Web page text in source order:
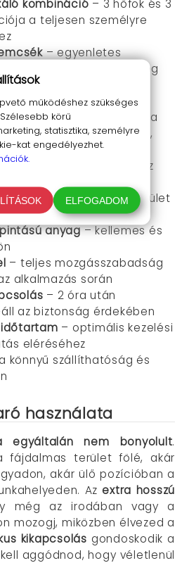
kombináció – 3 hőfok és 3
a teljesen személyre
– egyenletes
kontrollált melegség
fájdalomcsillapítás
– használható a
lábak, deréktájék, hát,
ideális nyomáskezelés az
méret
– elegendő felület
kezeléséhez
anyag– kellemes és
– teljes mozgásszabadság
alkalmazás során
– 2 óra után
az biztonság érdekében
– optimális kezelési
eléréséhez
könnyű szállíthatóság és
használata
egyáltalán nem bonyolult.
fájdalmas terület fölé, akár
akár ülő pozícióban a
Az extra hosszú
még az irodában vagy a
mozogj, miközben élvezed a
kikapcsolás gondoskodik a
aggódnod, hogy véletlenül
működéshez szükséges
körű
statisztika, személyre
kat engedélyezhet.
ELFOGADOM